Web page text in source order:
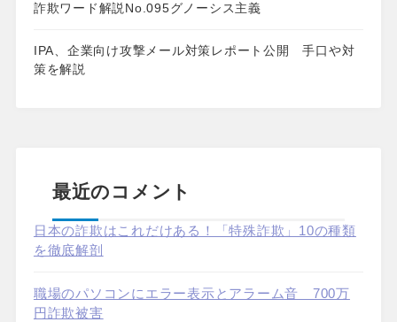
詐欺ワード解説No.095グノーシス主義
IPA、企業向け攻撃メール対策レポート公開 手口や対
策を解説
最近のコメント
日本の詐欺はこれだけある！「特殊詐欺」10の種類
を徹底解剖
職場のパソコンにエラー表示とアラーム音 700万
円詐欺被害